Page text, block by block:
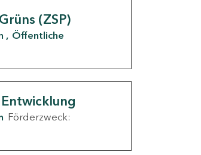
(ZSP)
Öffentliche
Förderzweck: